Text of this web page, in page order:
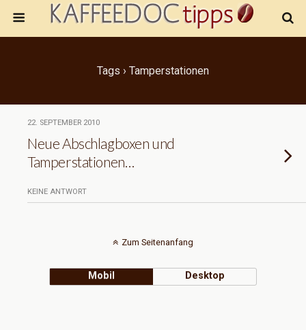
Tags › Tamperstationen
22. SEPTEMBER 2010
Neue Abschlagboxen und
Tamperstationen…
KEINE ANTWORT
Zum Seitenanfang
Mobil Desktop